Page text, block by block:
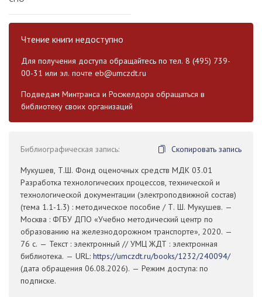
Чтение книги недоступно
Для получения доступа обращайтесь по тел. 8 (495) 739-
00-31 или эл. почте eb@umczdt.ru
Подведам Минтранса и Росжелдора обращаться в
библиотеку своих организаций
Библиографическая запись:
Скопировать запись
Мукушев, Т.Ш. Фонд оценочных средств МДК 03.01
Разработка технологических процессов, технической и
технологической документации (электроподвижной состав)
(тема 1.1-1.3) : методическое пособие / Т. Ш. Мукушев. —
Москва : ФГБУ ДПО «Учебно методический центр по
образованию на железнодорожном транспорте», 2020. —
76 с. — Текст : электронный // УМЦ ЖДТ : электронная
библиотека. — URL: https://umczdt.ru/books/1232/240094/
(дата обращения 06.08.2026). — Режим доступа: по
подписке.